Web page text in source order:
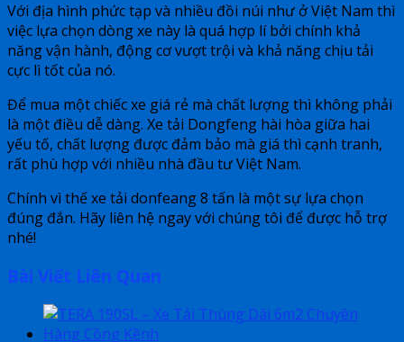
Với địa hình phức tạp và nhiều đồi núi như ở Việt Nam thì
việc lựa chọn dòng xe này là quá hợp lí bởi chính khả
năng vận hành, động cơ vượt trội và khả năng chịu tải
cực lì tốt của nó.
Để mua một chiếc xe giá rẻ mà chất lượng thì không phải
là một điều dễ dàng. Xe tải Dongfeng hài hòa giữa hai
yếu tố, chất lượng được đảm bảo mà giá thì cạnh tranh,
rất phù hợp với nhiều nhà đầu tư Việt Nam.
Chính vì thế xe tải donfeang 8 tấn là một sự lựa chọn
đúng đắn. Hãy liên hệ ngay với chúng tôi để được hỗ trợ
nhé!
Bài Viết Liên Quan